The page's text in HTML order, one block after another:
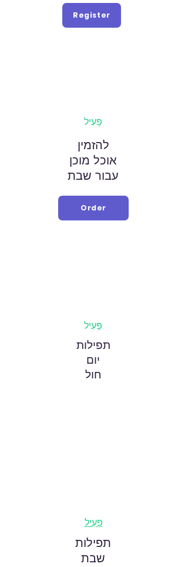
Register
פָּעִיל
להזמין
אוכל מוכן
עבור שבת
Order
פָּעִיל
תפילות
יום
חול
פָּעִיל
תפילות
שבת